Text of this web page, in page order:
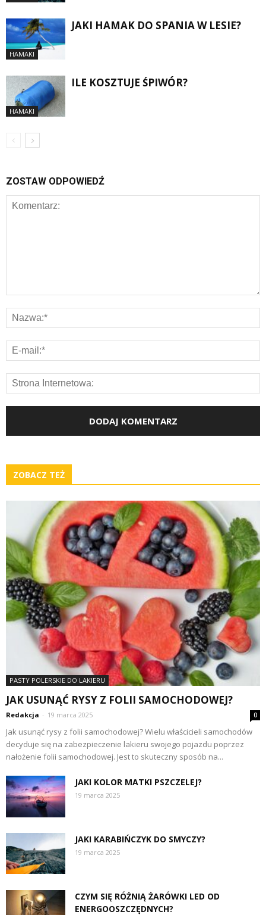
HAMAKI
JAKI HAMAK DO SPANIA W LESIE?
HAMAKI
ILE KOSZTUJE ŚPIWÓR?
ZOSTAW ODPOWIEDŹ
ZOBACZ TEŻ
PASTY POLERSKIE DO LAKIERU
JAK USUNĄĆ RYSY Z FOLII SAMOCHODOWEJ?
Redakcja - 19 marca 2025 0
Jak usunąć rysy z folii samochodowej? Wielu właścicieli samochodów
decyduje się na zabezpieczenie lakieru swojego pojazdu poprzez
nałożenie folii samochodowej. Jest to skuteczny sposób na...
JAKI KOLOR MATKI PSZCZELEJ?
19 marca 2025
JAKI KARABIŃCZYK DO SMYCZY?
19 marca 2025
CZYM SIĘ RÓŻNIĄ ŻARÓWKI LED OD
ENERGOOSZCZĘDNYCH?